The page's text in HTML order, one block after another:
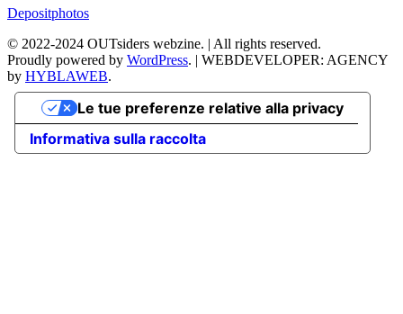
Depositphotos
© 2022-2024 OUTsiders webzine. | All rights reserved.
Proudly powered by WordPress. | WEBDEVELOPER: AGENCY
by HYBLAWEB.
Informativa sulla raccolta
Le tue preferenze relative alla privacy